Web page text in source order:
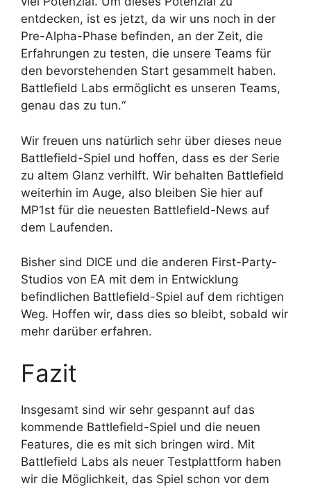
entdecken, ist es jetzt, da wir uns noch in der
Pre-Alpha-Phase befinden, an der Zeit, die
Erfahrungen zu testen, die unsere Teams für
den bevorstehenden Start gesammelt haben.
Battlefield Labs ermöglicht es unseren Teams,
genau das zu tun.“
Wir freuen uns natürlich sehr über dieses neue
Battlefield-Spiel und hoffen, dass es der Serie
zu altem Glanz verhilft. Wir behalten Battlefield
weiterhin im Auge, also bleiben Sie hier auf
MP1st für die neuesten Battlefield-News auf
dem Laufenden.
Bisher sind DICE und die anderen First-Party-
Studios von EA mit dem in Entwicklung
befindlichen Battlefield-Spiel auf dem richtigen
Weg. Hoffen wir, dass dies so bleibt, sobald wir
mehr darüber erfahren.
Fazit
Insgesamt sind wir sehr gespannt auf das
kommende Battlefield-Spiel und die neuen
Features, die es mit sich bringen wird. Mit
Battlefield Labs als neuer Testplattform haben
wir die Möglichkeit, das Spiel schon vor dem